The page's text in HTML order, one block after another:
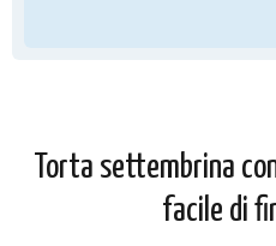
Torta settembrina
facile di